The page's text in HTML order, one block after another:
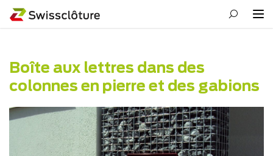
Boîte aux lettres dans des
colonnes en pierre et des gabions